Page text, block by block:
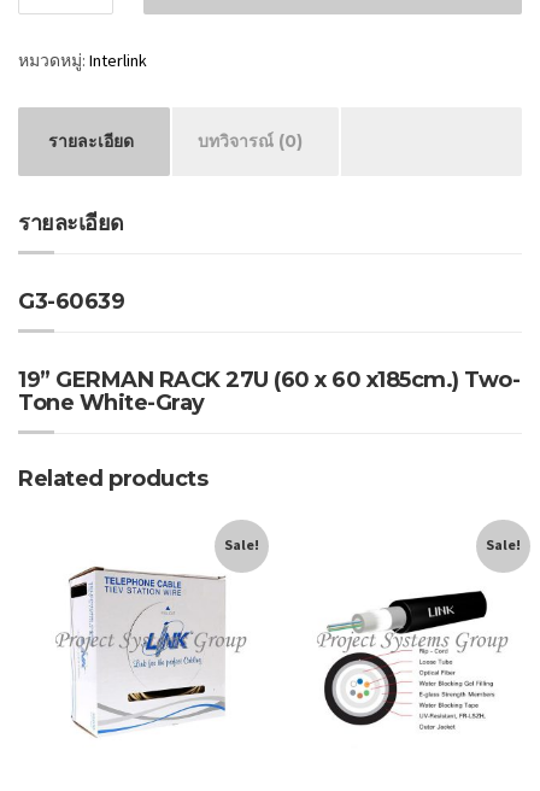
หมวดหมู่: Interlink
รายละเอียด บทวิจารณ์ (0)
รายละเอียด
G3-60639
19” GERMAN RACK 27U (60 x 60 x185cm.) Two-
Tone White-Gray
Related products
Sale! Sale!